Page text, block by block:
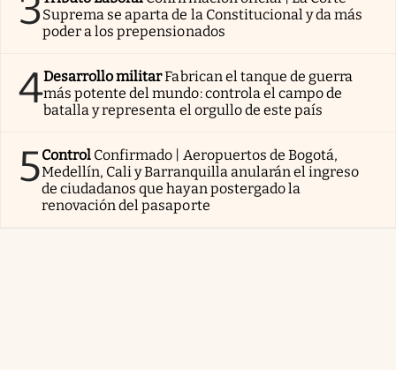
Suprema se aparta de la Constitucional y da más
poder a los prepensionados
4Desarrollo militarFabrican el tanque de guerra
más potente del mundo: controla el campo de
batalla y representa el orgullo de este país
5Control Confirmado | Aeropuertos de Bogotá,
Medellín, Cali y Barranquilla anularán el ingreso
de ciudadanos que hayan postergado la
renovación del pasaporte